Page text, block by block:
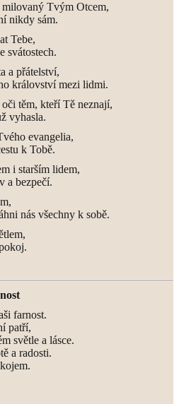
Tvým Otcem,
nikdy sám.
Tebe,
svátostech.
a přátelství,
království mezi lidmi.
těm, kteří Tě neznají,
vyhasla.
evangelia,
k Tobě.
i starším lidem,
a bezpečí.
nás všechny k sobě.
farnost.
patří,
světle a lásce.
a radosti.